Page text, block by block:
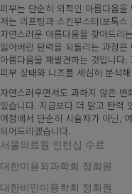
피부는 단순히 외적인 아름다움
저는 리프팅과 스킨부스터(보톡
자연스러운 아름다움을 찾아드리
잃어버린 탄력을 되돌리는 과정
아름다움을 재발견하는 것입니다
피부 상태와 니즈를 세심히 분석
자연스러우면서도 과하지 않은
있습니다. 지금보다 더 맑고 탄력
여정에서 단순히 시술자가 아닌,
되어드리겠습니다.
서울의료원 인턴십 수료
대한미용외과학회 정회원
대한비만미용학회 정회원